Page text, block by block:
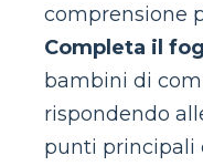
comprensione
Completa il
bambini di
rispondendo
punti principali